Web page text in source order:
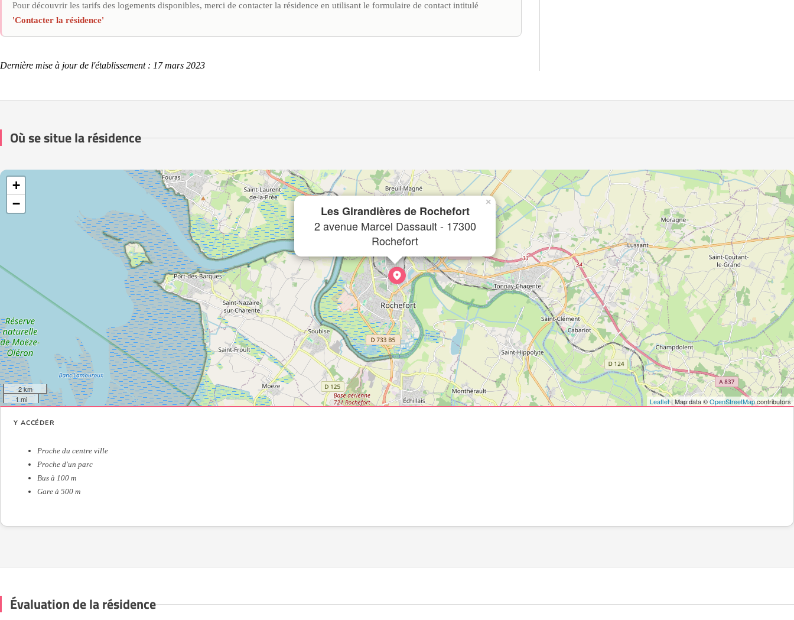
Pour découvrir les tarifs des logements disponibles, merci de contacter la résidence en utilisant le formulaire de contact intitulé
'Contacter la résidence'
Dernière mise à jour de l'établissement : 17 mars 2023
Où se situe la résidence
Les Girandières de Rochefort
2 avenue Marcel Dassault - 17300
Rochefort
×
+
−
2 km
1 mi
Leaflet| Map data ©OpenStreetMapcontributors
Y ACCÉDER
Proche du centre ville
Proche d'un parc
Bus à 100 m
Gare à 500 m
Évaluation de la résidence